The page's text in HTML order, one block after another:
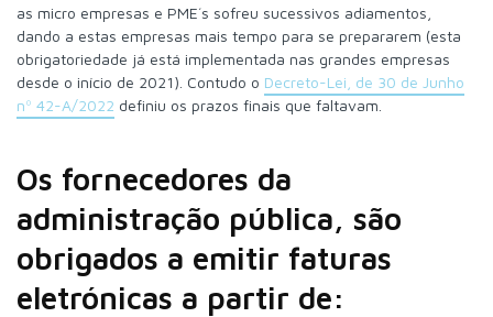
as micro empresas e PME´s sofreu sucessivos adiamentos,
dando a estas empresas mais tempo para se prepararem (esta
obrigatoriedade já está implementada nas grandes empresas
desde o início de 2021). Contudo o Decreto-Lei, de 30 de Junho
nº 42-A/2022 definiu os prazos finais que faltavam.
Os fornecedores da
administração pública, são
obrigados a emitir faturas
eletrónicas a partir de: